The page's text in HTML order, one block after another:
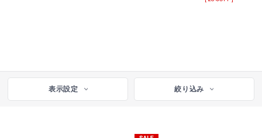
表示設定 絞り込み